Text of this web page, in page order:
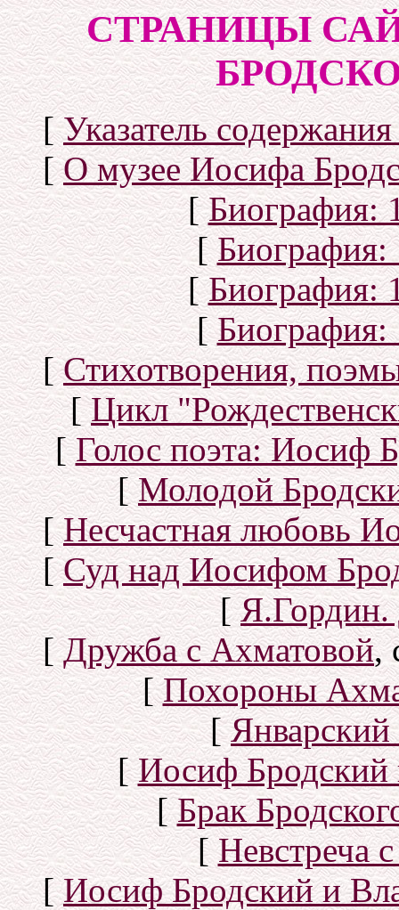
СТРАНИЦЫ
[Указатель
[О музее Иосифа
[Биография:
[Биография:
[Биография:
[Биография:
[Стихотворения,
[Цикл
[Голос поэта: Иосиф
[Молодой
[Несчастная любовь
[Суд над Иосифом
[Я.Гордин.
[Дружба с Ахматовой,
[Похороны
[Январский
[Иосиф Бродский
[Брак
[Невстреча
[Иосиф Бродский и